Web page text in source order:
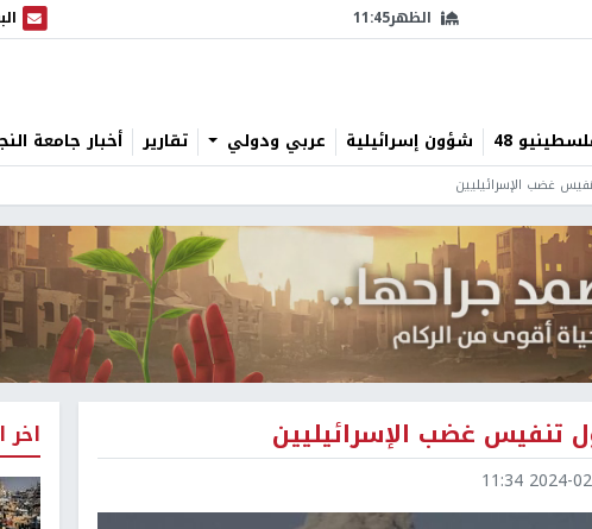
الظهر11:45 البث
48 شؤون إسرائيلية عربي ودولي تقارير أخبار جامعة
غضب الإسرائيليين
تنفيس غضب الإسرائيليين
2024-02-28
اخر